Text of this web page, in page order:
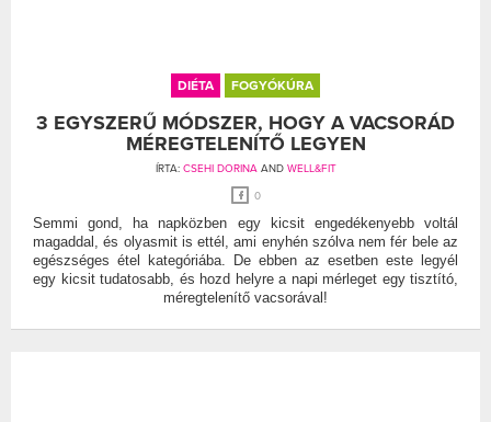
DIÉTA FOGYÓKÚRA
3 EGYSZERŰ MÓDSZER, HOGY A VACSORÁD
MÉREGTELENÍTŐ LEGYEN
ÍRTA: CSEHI DORINAAND WELL&FIT
0
Semmi gond, ha napközben egy kicsit engedékenyebb voltál
magaddal, és olyasmit is ettél, ami enyhén szólva nem fér bele az
egészséges étel kategóriába. De ebben az esetben este legyél
egy kicsit tudatosabb, és hozd helyre a napi mérleget egy tisztító,
méregtelenítő vacsorával!